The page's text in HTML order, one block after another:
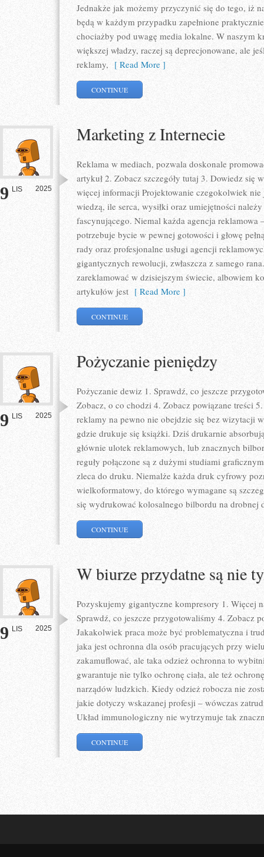
Jednakże jak możemy przyczynić się do tego, iż
będą w każdym przypadku zapełnione
chociażby pod uwagę media lokalne. W naszym
większej władzy, raczej są deprecjonowane, ale
reklamy, [ Read More ]
CONTINUE
9 LIS 2025
Marketing z Internecie
Reklama w mediach, pozwala doskonale
artykuł 2. Zobacz szczegóły tutaj 3. Dowiedz się
więcej informacji Projektowanie czegokolwiek
wiedzą, ile serca, wysiłki oraz umiejętności
fascynującego. Niemal każda agencja reklamowa
potrzebuje bycie w pewnej gotowości i głowę
rady oraz profesjonalne usługi agencji
gigantycznych rewolucji, zwłaszcza z samego
zareklamować w dzisiejszym świecie, albowiem
artykułów jest [ Read More ]
CONTINUE
9 LIS 2025
Pożyczanie pieniędzy
Pożyczanie dewiz 1. Sprawdź, co jeszcze
Zobacz, o co chodzi 4. Zobacz powiązane treści
reklamy na pewno nie obejdzie się bez wizytacji
gdzie drukuje się książki. Dziś drukarnie
głównie ulotek reklamowych, lub znacznych
reguły połączone są z dużymi studiami
zleca do druku. Niemalże każda druk cyfrowy
wielkoformatowy, do którego wymagane są
się wydrukować kolosalnego bilbordu na drobnej
CONTINUE
9 LIS 2025
W biurze przydatne są nie
Pozyskujemy gigantyczne kompresory 1. Więcej
Sprawdź, co jeszcze przygotowaliśmy 4. Zobacz
Jakakolwiek praca może być problematyczna i
jaka jest ochronna dla osób pracujących przy
zakamuflować, ale taka odzież ochronna to
gwarantuje nie tylko ochronę ciała, ale też
narządów ludzkich. Kiedy odzież robocza nie
jakie dotyczy wskazanej profesji – wówczas
Układ immunologiczny nie wytrzymuje tak
CONTINUE